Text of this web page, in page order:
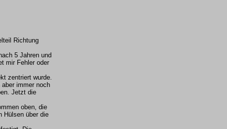
Richtung
5 Jahren und
mir Fehler oder
zentriert wurde.
immer noch
Jetzt die
oben, die
Hülsen über die